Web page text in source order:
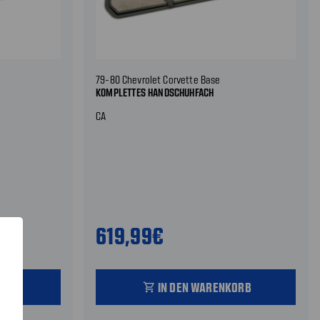
79-80 Chevrolet Corvette Base
KOMPLETTES HANDSCHUHFACH
CA
619,99€
shopping_cart IN DEN WARENKORB